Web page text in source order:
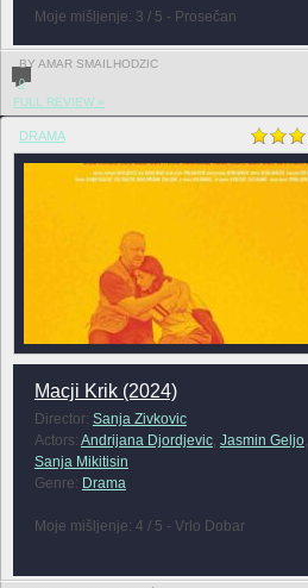
Moje mišljenje: 3 / 5 - Prosečan
BY AMAR SMAILHODZIC
0
FULL REVIEW »
DRAMA
Macji Krik (2024)
Director: Sanja Zivkovic
Actors: Andrijana Djordjevic, Jasmin Geljo,
Sanja Mikitisin
Genre: Drama
Moje mišljenje: 4 / 5 - Vrlo Dobar